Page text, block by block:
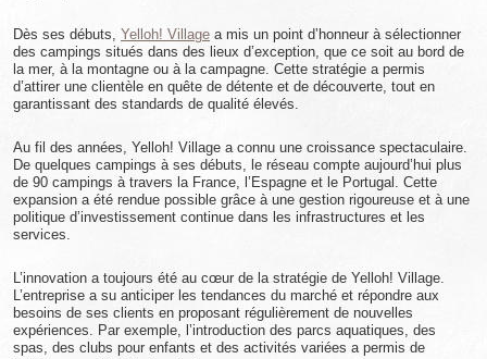
Dès ses débuts, Yelloh! Village a mis un point d’honneur à sélectionner
des campings situés dans des lieux d’exception, que ce soit au bord de
la mer, à la montagne ou à la campagne. Cette stratégie a permis
d’attirer une clientèle en quête de détente et de découverte, tout en
garantissant des standards de qualité élevés.
Au fil des années, Yelloh! Village a connu une croissance spectaculaire.
De quelques campings à ses débuts, le réseau compte aujourd’hui plus
de 90 campings à travers la France, l’Espagne et le Portugal. Cette
expansion a été rendue possible grâce à une gestion rigoureuse et à une
politique d’investissement continue dans les infrastructures et les
services.
L’innovation a toujours été au cœur de la stratégie de Yelloh! Village.
L’entreprise a su anticiper les tendances du marché et répondre aux
besoins de ses clients en proposant régulièrement de nouvelles
expériences. Par exemple, l’introduction des parcs aquatiques, des
spas, des clubs pour enfants et des activités variées a permis de